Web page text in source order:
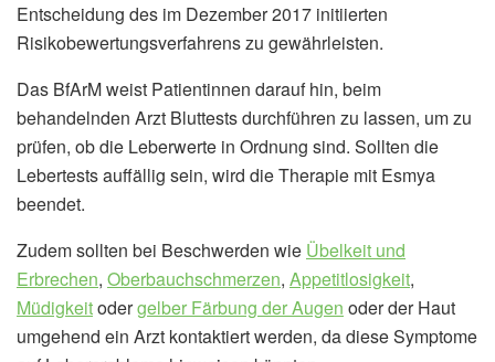
Entscheidung des im Dezember 2017 initiierten
Risikobewertungsverfahrens zu gewährleisten.
Das BfArM weist Patientinnen darauf hin, beim
behandelnden Arzt Bluttests durchführen zu lassen, um zu
prüfen, ob die Leberwerte in Ordnung sind. Sollten die
Lebertests auffällig sein, wird die Therapie mit Esmya
beendet.
Zudem sollten bei Beschwerden wie Übelkeit und
Erbrechen, Oberbauchschmerzen, Appetitlosigkeit,
Müdigkeitodergelber Färbung der Augen oder der Haut
umgehend ein Arzt kontaktiert werden, da diese Symptome